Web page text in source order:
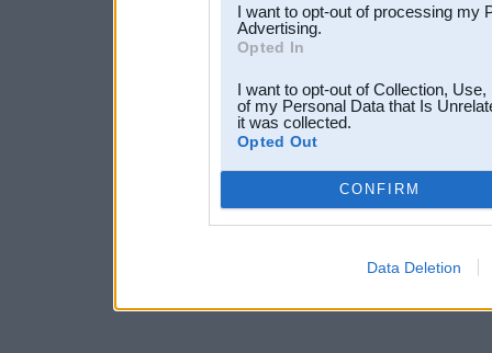
I want to opt-out of processing my
Advertising.
Opted In
I want to opt-out of Collection,
of my Personal Data that Is
it was collected.
Opted Out
CONFIRM
Data Deletion